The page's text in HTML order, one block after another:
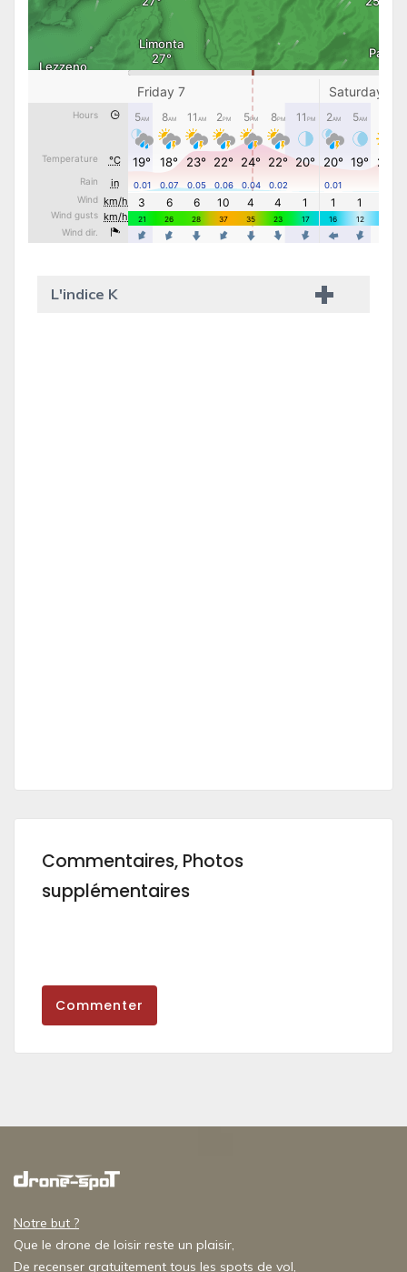
L'indice K
Commentaires, Photos
supplémentaires
Commenter
Notre but ?
Que le drone de loisir reste un plaisir,
De recenser gratuitement tous les spots de vol,